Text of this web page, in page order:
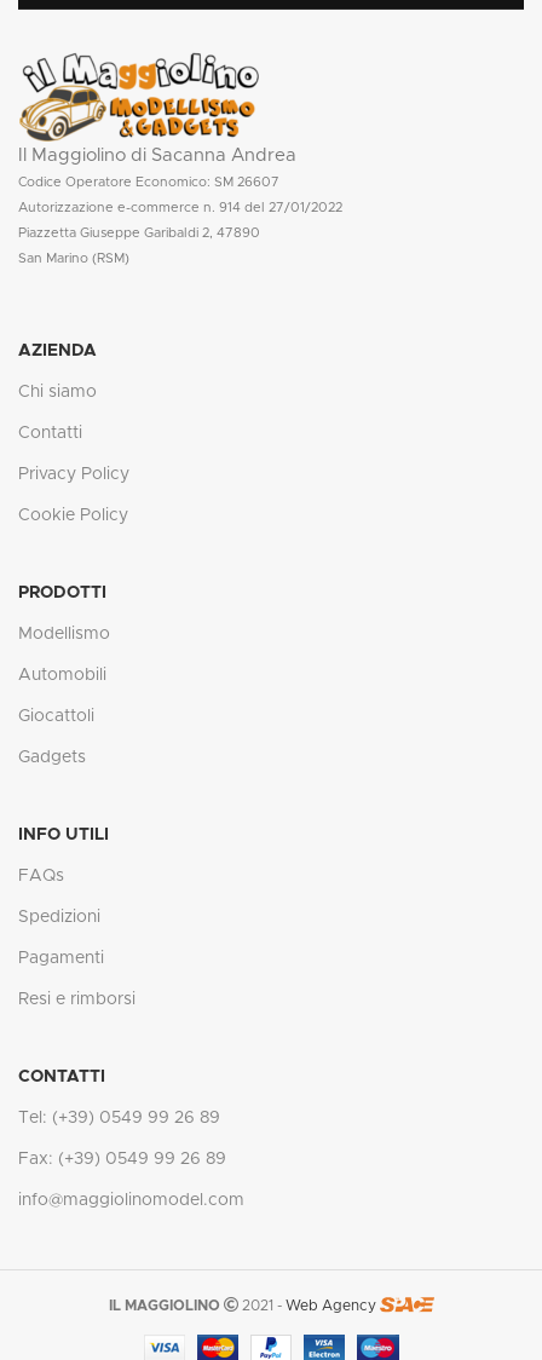
Il Maggiolino di Sacanna Andrea
Codice Operatore Economico: SM 26607
Autorizzazione e-commerce n. 914 del 27/01/2022
Piazzetta Giuseppe Garibaldi 2, 47890
San Marino (RSM)
AZIENDA
Chi siamo
Contatti
Privacy Policy
Cookie Policy
PRODOTTI
Modellismo
Automobili
Giocattoli
Gadgets
INFO UTILI
FAQs
Spedizioni
Pagamenti
Resi e rimborsi
CONTATTI
Tel: (+39) 0549 99 26 89
Fax: (+39) 0549 99 26 89
info@maggiolinomodel.com
IL MAGGIOLINO 2021 - Web Agency